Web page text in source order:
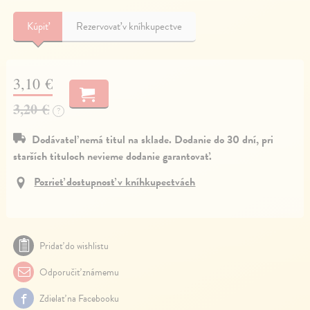
Kúpiť Rezervovať v kníhkupectve
3,10 €
3,20 € ?
Dodávateľ nemá titul na sklade. Dodanie do 30 dní, pri
starších tituloch nevieme dodanie garantovať.
Pozrieť dostupnosť v kníhkupectvách
Pridať do wishlistu
Odporučiť známemu
Zdielať na Facebooku